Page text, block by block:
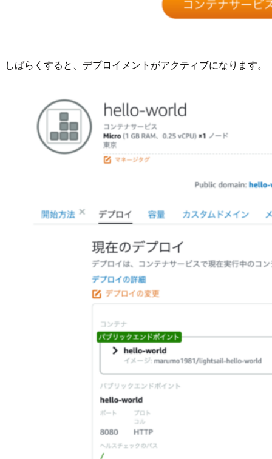
しばらくすると、デプロイメントがアクティブになります。